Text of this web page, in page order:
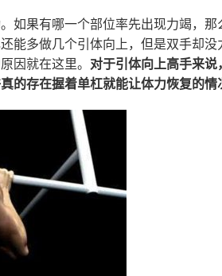
如果有哪一个部位率先出现力竭，那
能多做几个引体向上，但是双手却没
因就在这里。 对于引体向上高手来说
的存在握着单杠就能让体力恢复的情